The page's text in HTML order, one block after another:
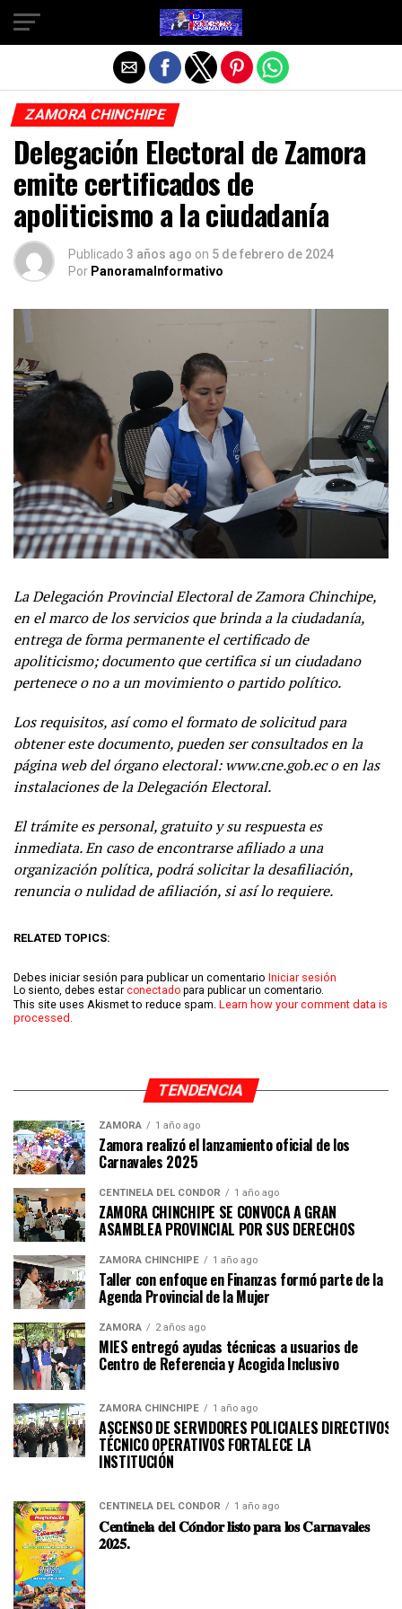
ZAMORA CHINCHIPE
Delegación Electoral de Zamora
emite certificados de
apoliticismo a la ciudadanía
Publicado 3 años ago on 5 de febrero de 2024
Por PanoramaInformativo
La Delegación Provincial Electoral de Zamora Chinchipe,
en el marco de los servicios que brinda a la ciudadanía,
entrega de forma permanente el certificado de
apoliticismo; documento que certifica si un ciudadano
pertenece o no a un movimiento o partido político.
Los requisitos, así como el formato de solicitud para
obtener este documento, pueden ser consultados en la
página web del órgano electoral: www.cne.gob.ec o en las
instalaciones de la Delegación Electoral.
El trámite es personal, gratuito y su respuesta es
inmediata. En caso de encontrarse afiliado a una
organización política, podrá solicitar la desafiliación,
renuncia o nulidad de afiliación, si así lo requiere.
RELATED TOPICS:
Debes iniciar sesión para publicar un comentario Iniciar sesión
Lo siento, debes estar conectado para publicar un comentario.
This site uses Akismet to reduce spam. Learn how your comment data is
processed.
TENDENCIA
ZAMORA 1 año ago
Zamora realizó el lanzamiento oficial de los
Carnavales 2025
CENTINELA DEL CÓNDOR 1 año ago
ZAMORA CHINCHIPE SE CONVOCA A GRAN
ASAMBLEA PROVINCIAL POR SUS DERECHOS
ZAMORA CHINCHIPE 1 año ago
Taller con enfoque en Finanzas formó parte de la
Agenda Provincial de la Mujer
ZAMORA 2 años ago
MIES entregó ayudas técnicas a usuarios de
Centro de Referencia y Acogida Inclusivo
ZAMORA CHINCHIPE 1 año ago
ASCENSO DE SERVIDORES POLICIALES DIRECTIVOS Y
TÉCNICO OPERATIVOS FORTALECE LA
CENTINELA DEL CÓNDOR 1 año ago
𝐂𝐞𝐧𝐭𝐢𝐧𝐞𝐥𝐚 𝐝𝐞𝐥 𝐂𝐨́𝐧𝐝𝐨𝐫 𝐥𝐢𝐬𝐭𝐨 𝐩𝐚𝐫𝐚 𝐥𝐨𝐬 𝐂𝐚𝐫𝐧𝐚𝐯𝐚𝐥𝐞𝐬
𝟐𝟎𝟐𝟓.
Salir de la versión móvil